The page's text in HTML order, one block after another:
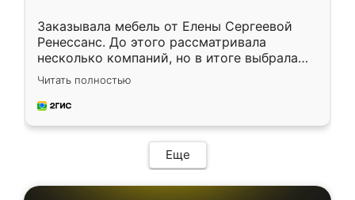
Заказывала мебель от Елены Сергеевой
Ренессанс. До этого рассматривала
несколько компаний, но в итоге выбрала
эту. Сначала обговорили условия, потом
приехал замерщик, всё спокойно объяснил
и снял размеры. Изготовили в срок, с
мебель сразу встала на свое место без
каких-либо доработок. Качеством осталась
довольна, все выглядит так, как и ожидала.
Читать полностью
Еще